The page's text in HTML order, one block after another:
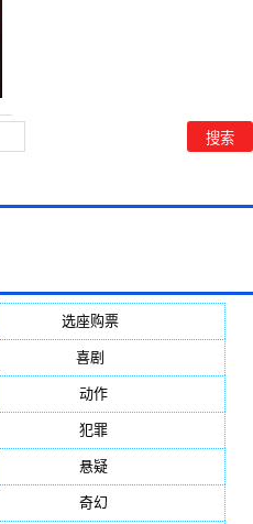
选座购票(5388)
喜剧
动作
犯罪
悬疑
奇幻